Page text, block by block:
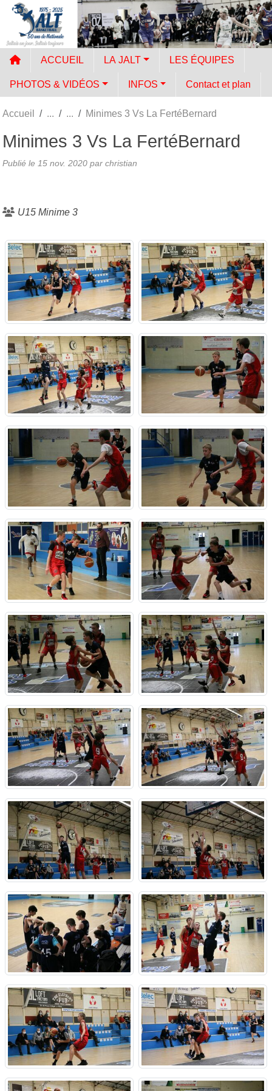
ACCUEIL LA JALT LES ÉQUIPES
PHOTOS & VIDÉOS INFOS Contact et plan
Accueil Minimes 3 Vs La FertéBernard
Minimes 3 Vs La FertéBernard
Publié le 15 nov. 2020 par christian
U15 Minime 3
Panneau de gestion des cookies